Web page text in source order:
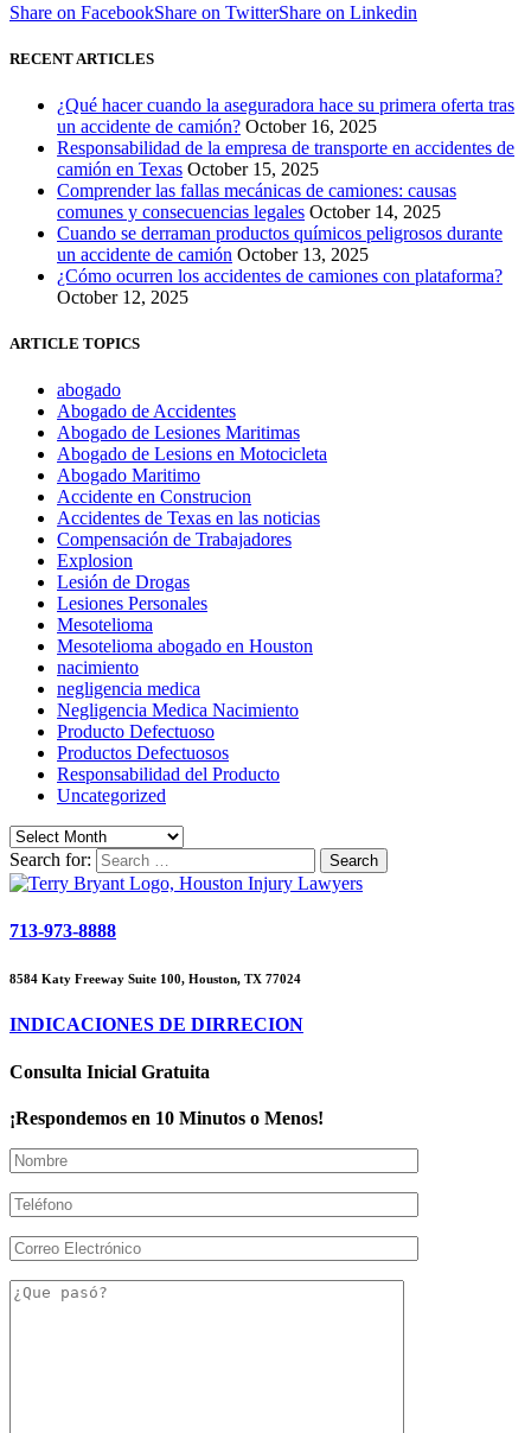
Share on FacebookShare on TwitterShare on Linkedin
RECENT ARTICLES
¿Qué hacer cuando la aseguradora hace su primera oferta tras
un accidente de camión? October 16, 2025
Responsabilidad de la empresa de transporte en accidentes de
camión en Texas October 15, 2025
Comprender las fallas mecánicas de camiones: causas
comunes y consecuencias legales October 14, 2025
Cuando se derraman productos químicos peligrosos durante
un accidente de camión October 13, 2025
¿Cómo ocurren los accidentes de camiones con plataforma?
October 12, 2025
ARTICLE TOPICS
abogado
Abogado de Accidentes
Abogado de Lesiones Maritimas
Abogado de Lesions en Motocicleta
Abogado Maritimo
Accidente en Construcion
Accidentes de Texas en las noticias
Compensación de Trabajadores
Explosion
Lesión de Drogas
Lesiones Personales
Mesotelioma
Mesotelioma abogado en Houston
nacimiento
negligencia medica
Negligencia Medica Nacimiento
Producto Defectuoso
Productos Defectuosos
Responsabilidad del Producto
Uncategorized
Search for:
713-973-8888
8584 Katy Freeway Suite 100, Houston, TX 77024
INDICACIONES DE DIRRECION
Consulta Inicial Gratuita
¡Respondemos en 10 Minutos o Menos!